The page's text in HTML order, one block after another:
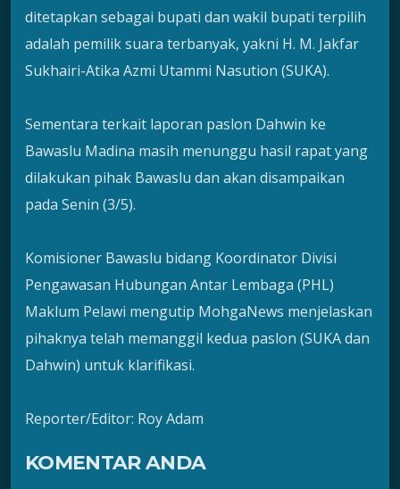
ditetapkan sebagai bupati dan wakil bupati terpilih
adalah pemilik suara terbanyak, yakni H. M. Jakfar
Sukhairi-Atika Azmi Utammi Nasution (SUKA).
Sementara terkait laporan paslon Dahwin ke
Bawaslu Madina masih menunggu hasil rapat yang
dilakukan pihak Bawaslu dan akan disampaikan
pada Senin (3/5).
Komisioner Bawaslu bidang Koordinator Divisi
Pengawasan Hubungan Antar Lembaga (PHL)
Maklum Pelawi mengutip MohgaNews menjelaskan
pihaknya telah memanggil kedua paslon (SUKA dan
Dahwin) untuk klarifikasi.
Reporter/Editor: Roy Adam
KOMENTAR ANDA